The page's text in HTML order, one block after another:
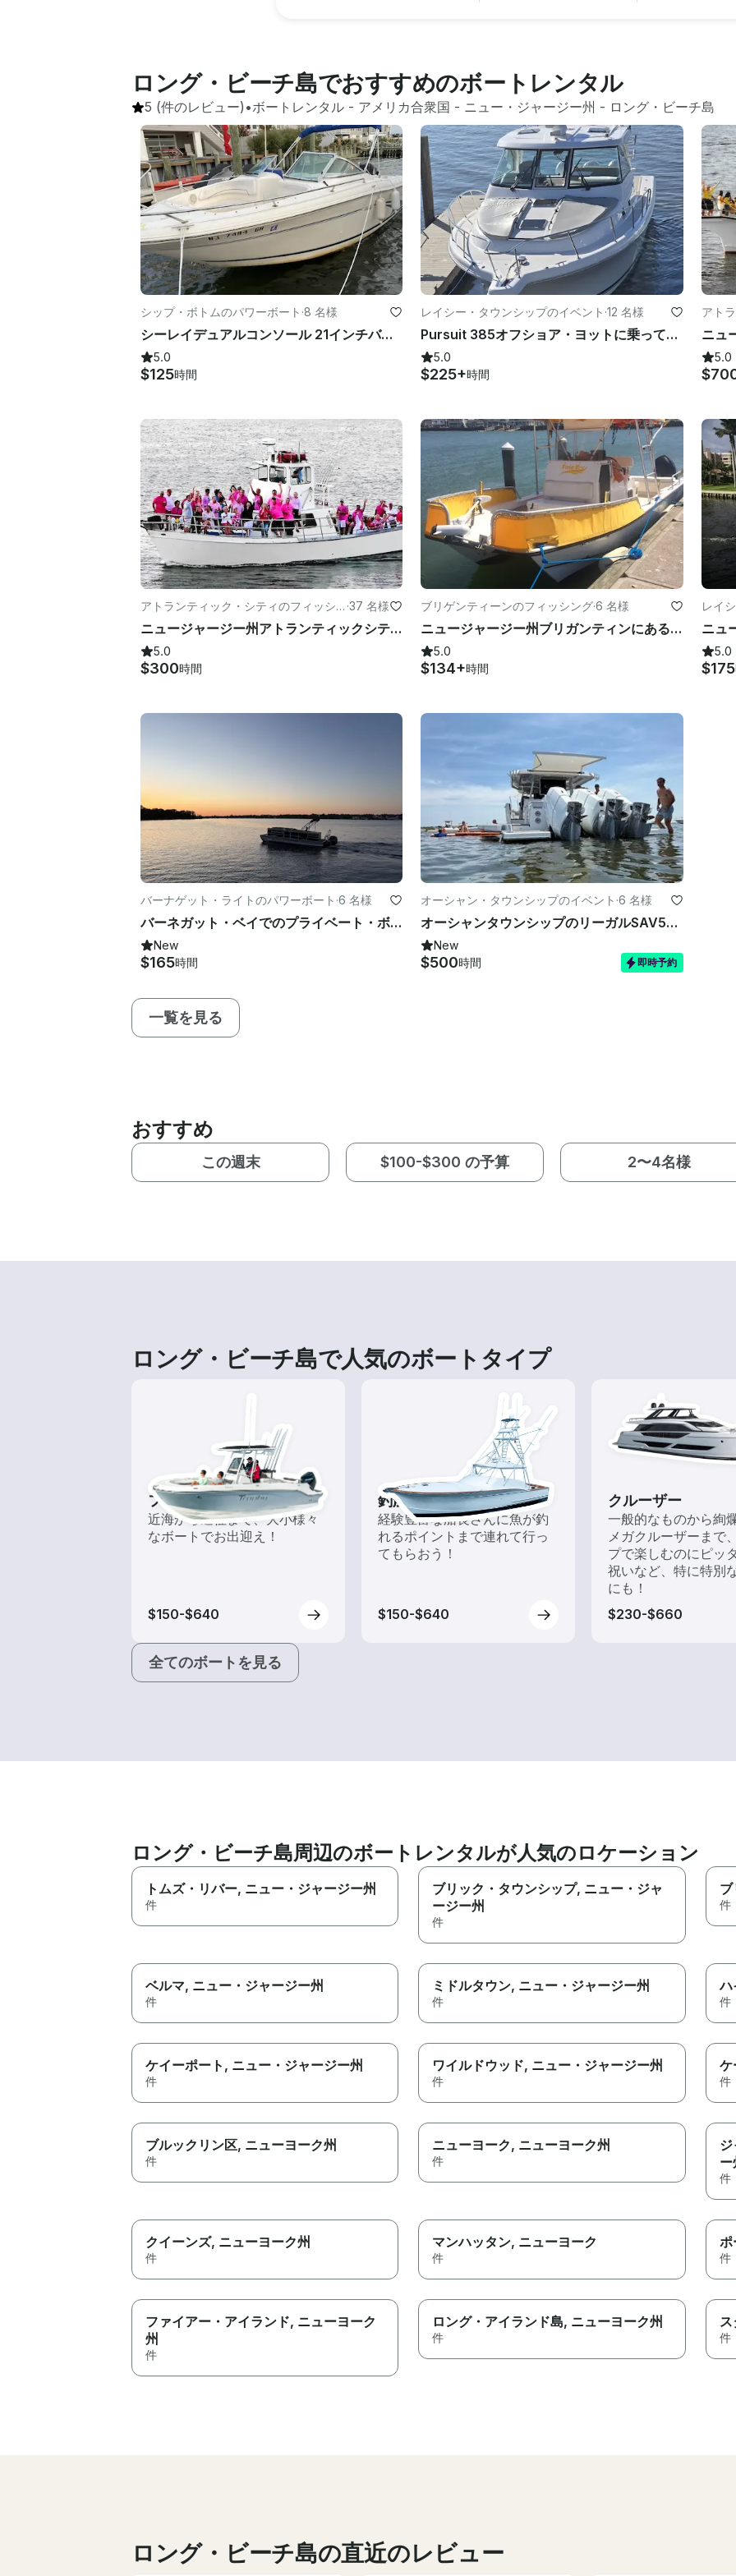
ロング・ビーチ島でおすすめのボートレンタル
5 (件のレビュー) •ボートレンタル - アメリカ合衆国 - ニュー・ジャージー州 - ロング・ビーチ島
シップ・ボトムのパワーボート ·8 名様
シーレイデュアルコンソール 21インチバウライダー、船底に新品200馬力のアウトボード搭載
5.0
$125時間
レイシー・タウンシップのイベント ·12 名様
Pursuit 385オフショア・ヨットに乗ってチャーター船をキャッチまたはクルーズ
5.0
$225+時間
アト
5.0
アトランティック・シティのフィッシ
·37 名様
ニュージャージー州アトランティックシティの特注スポーツヨットで釣りをお楽しみください
5.0
$300時間
ブリゲンティーンのフィッシング·6 名様
ニュージャージー州ブリガンティンにある26フィートのセンターコンソールカタマラン漁船をチャーターしよう
5.0
$134+時間
レイ
5.0
$175
バーナゲット・ライトのパワーボート ·6 名様
バーネガット・ベイでのプライベート・ボート・ライド
New
$165時間
オーシャン・タウンシップのイベント ·6 名様
オーシャンタウンシップのリーガルSAV50で一緒に思い出を作りましょう
New
$500時間 即時予約
一覧を見る
おすすめ
この週末 $100-$300 の予算 2〜4名様
ロング・ビーチ島で人気のボートタイプ
フィッシングボート
近海から遠征まで、大小様々
なボートでお出迎え！
$150-$640
釣船チャーター
経験豊富な船長さんに魚が釣
れるポイントまで連れて行っ
てもらおう！
$150-$640
クルーザー
一般的なものから絢
メガクルーザーまで
プで楽しむのにピッ
祝いなど、特に特別
にも！
$230-$660
全てのボートを見る
ロング・ビーチ島周辺のボートレンタルが人気のロケーション
トムズ・リバー, ニュー・ジャージー州
件
ブリック・タウンシップ, ニュー・ジャ
ージー州
件
件
ベルマ, ニュー・ジャージー州
件
ミドルタウン, ニュー・ジャージー州
件
ハ
件
ケイーポート , ニュー・ジャージー州
件
ワイルドウッド, ニュー・ジャージー州
件
ケ
件
ブルックリン区, ニューヨーク州
件
ニューヨーク, ニューヨーク州
件
ー
件
クイーンズ, ニューヨーク州
件
マンハッタン, ニューヨーク
件
ポ
件
ファイアー・アイランド, ニューヨーク
州
件
ロング・アイランド島, ニューヨーク州
件 件
ロング・ビーチ島の直近のレビュー